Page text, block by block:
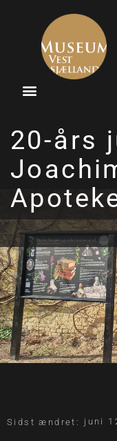
20-års
Sidst ændret: juni